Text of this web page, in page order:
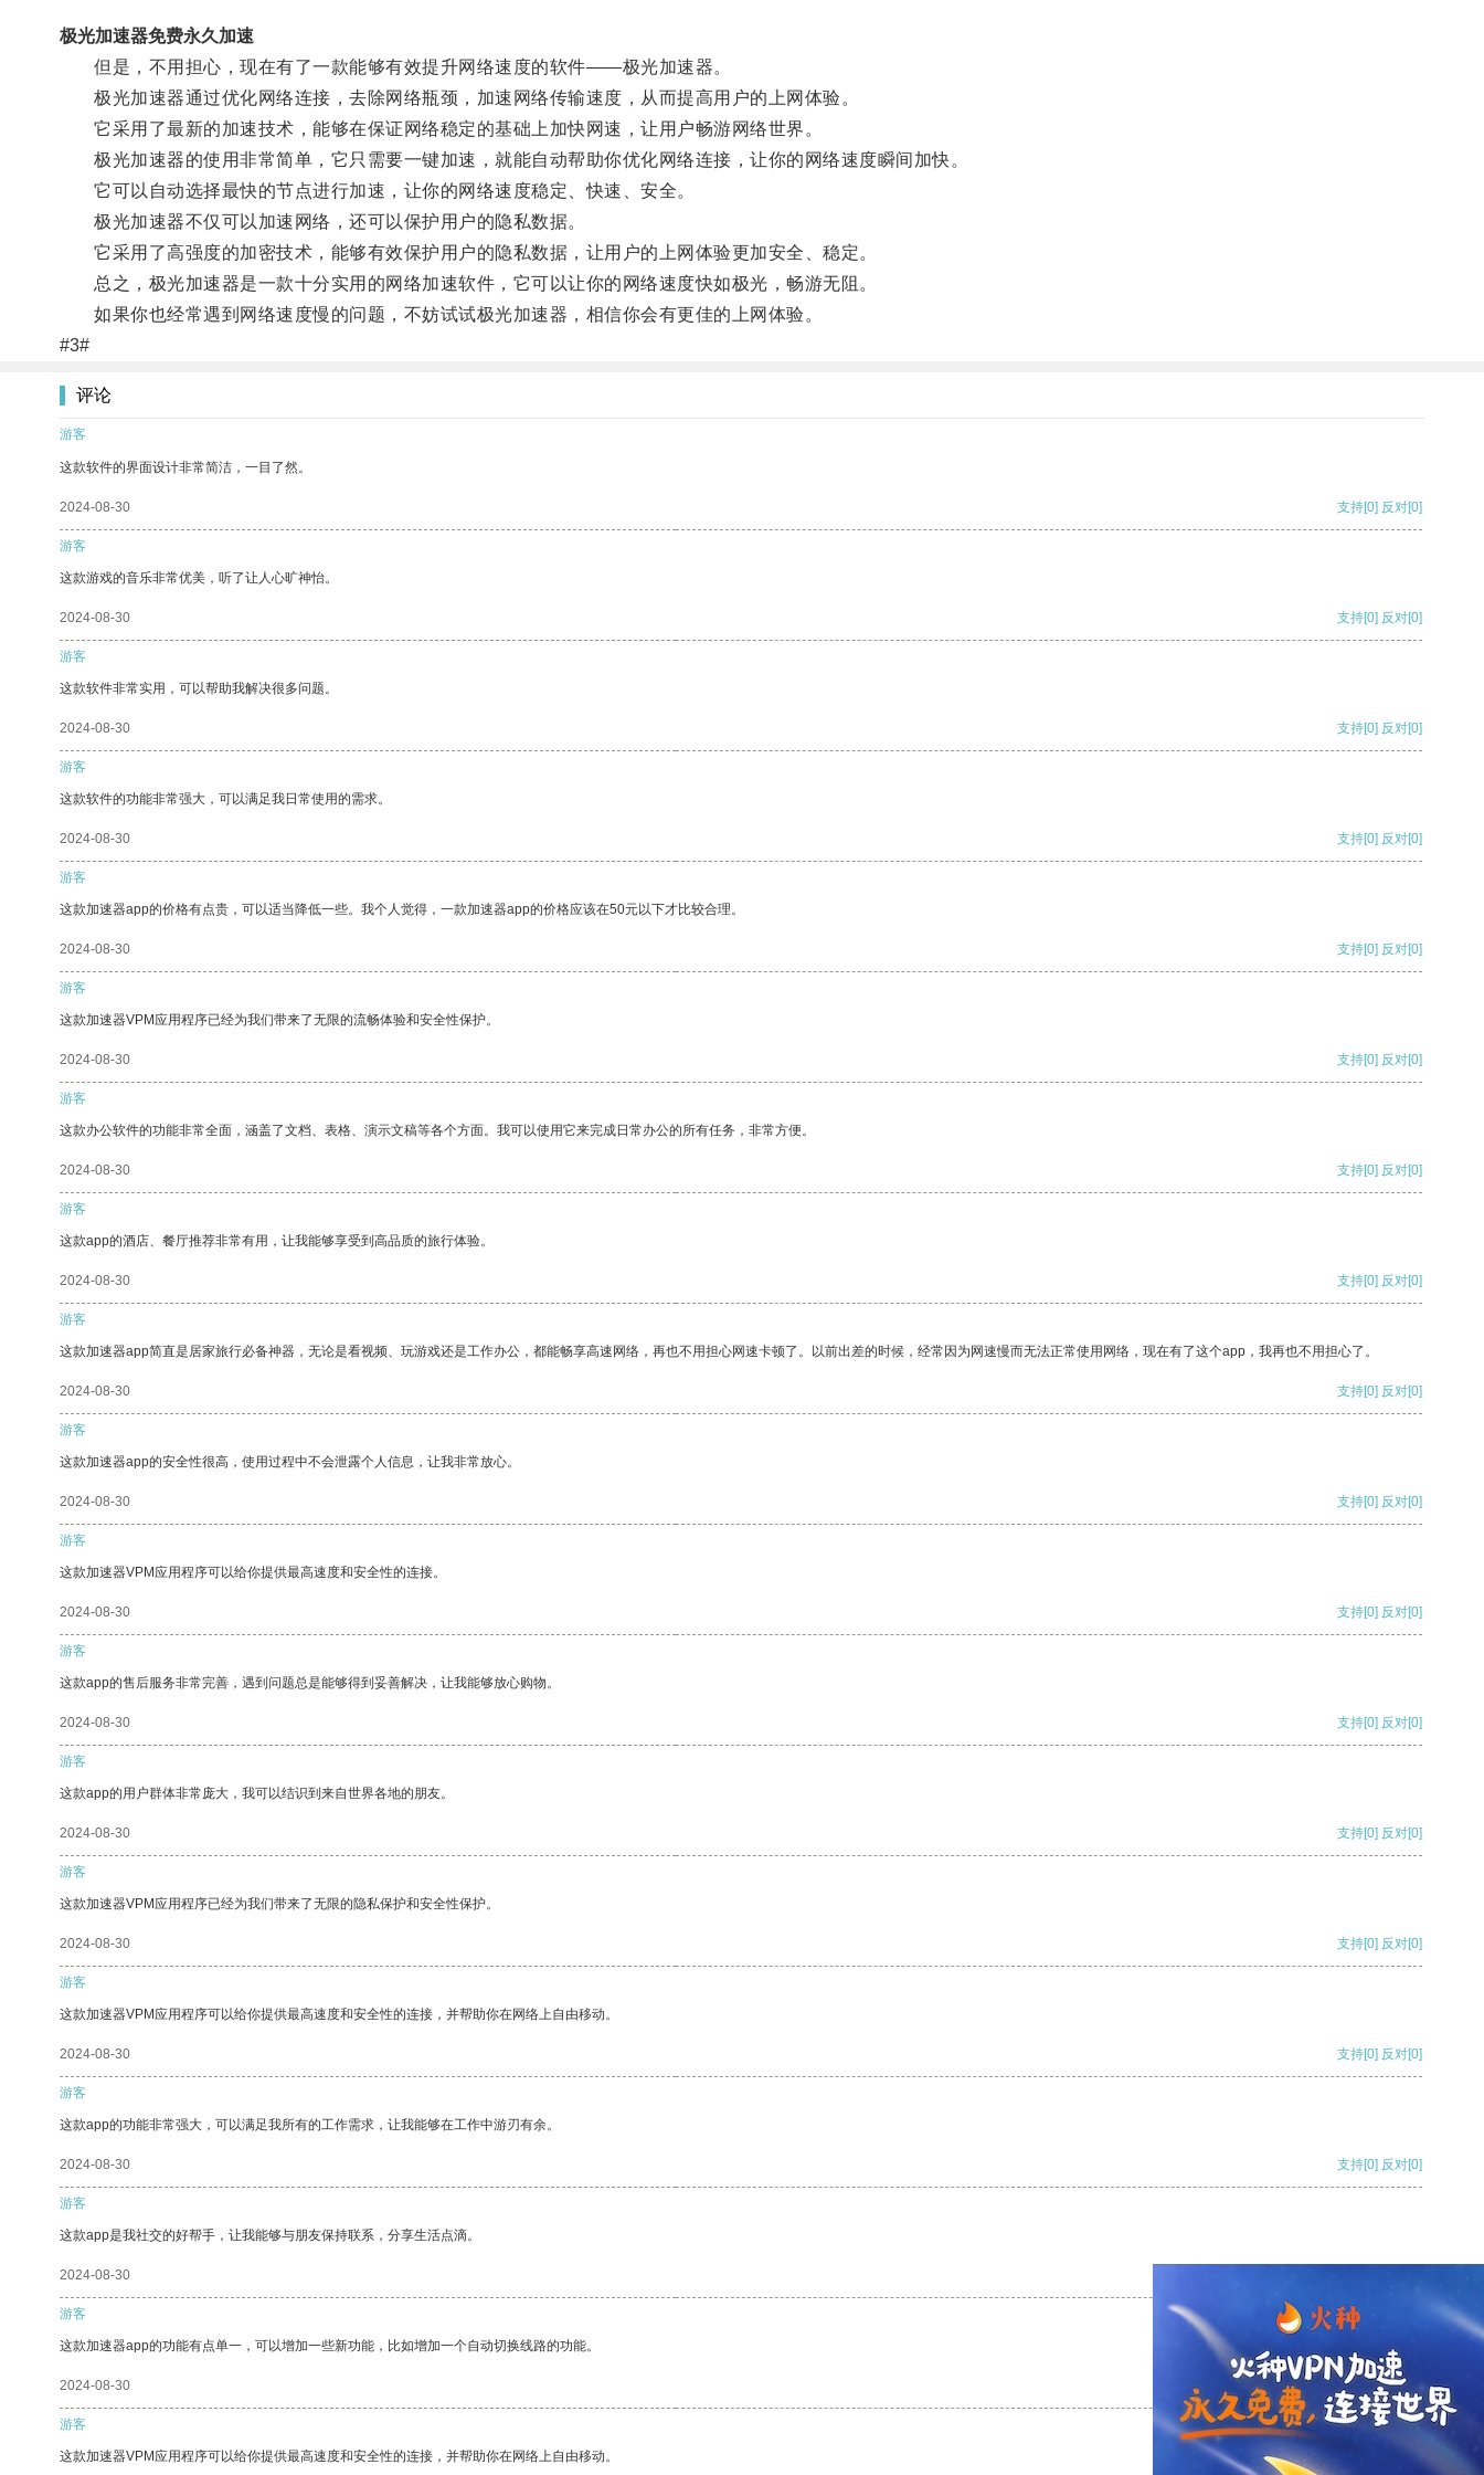
极光加速器免费永久加速
但是，不用担心，现在有了一款能够有效提升网络速度的软件——极光加速器。
极光加速器通过优化网络连接，去除网络瓶颈，加速网络传输速度，从而提高用户的上网体验。
它采用了最新的加速技术，能够在保证网络稳定的基础上加快网速，让用户畅游网络世界。
极光加速器的使用非常简单，它只需要一键加速，就能自动帮助你优化网络连接，让你的网络速度瞬间加快。
它可以自动选择最快的节点进行加速，让你的网络速度稳定、快速、安全。
极光加速器不仅可以加速网络，还可以保护用户的隐私数据。
它采用了高强度的加密技术，能够有效保护用户的隐私数据，让用户的上网体验更加安全、稳定。
总之，极光加速器是一款十分实用的网络加速软件，它可以让你的网络速度快如极光，畅游无阻。
如果你也经常遇到网络速度慢的问题，不妨试试极光加速器，相信你会有更佳的上网体验。
#3#
评论
游客
这款软件的界面设计非常简洁，一目了然。
2024-08-30 支持[0] 反对[0]
游客
这款游戏的音乐非常优美，听了让人心旷神怡。
2024-08-30 支持[0] 反对[0]
游客
这款软件非常实用，可以帮助我解决很多问题。
2024-08-30 支持[0] 反对[0]
游客
这款软件的功能非常强大，可以满足我日常使用的需求。
2024-08-30 支持[0] 反对[0]
游客
这款加速器app的价格有点贵，可以适当降低一些。我个人觉得，一款加速器app的价格应该在50元以下才比较合理。
2024-08-30 支持[0] 反对[0]
游客
这款加速器VPM应用程序已经为我们带来了无限的流畅体验和安全性保护。
2024-08-30 支持[0] 反对[0]
游客
这款办公软件的功能非常全面，涵盖了文档、表格、演示文稿等各个方面。我可以使用它来完成日常办公的所有任务，非常方便。
2024-08-30 支持[0] 反对[0]
游客
这款app的酒店、餐厅推荐非常有用，让我能够享受到高品质的旅行体验。
2024-08-30 支持[0] 反对[0]
游客
这款加速器app简直是居家旅行必备神器，无论是看视频、玩游戏还是工作办公，都能畅享高速网络，再也不用担心网速卡顿了。以前出差的时候，经常因为网速慢而无法正常使用网络，现在有了这个app，我再也不用担心了。
2024-08-30 支持[0] 反对[0]
游客
这款加速器app的安全性很高，使用过程中不会泄露个人信息，让我非常放心。
2024-08-30 支持[0] 反对[0]
游客
这款加速器VPM应用程序可以给你提供最高速度和安全性的连接。
2024-08-30 支持[0] 反对[0]
游客
这款app的售后服务非常完善，遇到问题总是能够得到妥善解决，让我能够放心购物。
2024-08-30 支持[0] 反对[0]
游客
这款app的用户群体非常庞大，我可以结识到来自世界各地的朋友。
2024-08-30 支持[0] 反对[0]
游客
这款加速器VPM应用程序已经为我们带来了无限的隐私保护和安全性保护。
2024-08-30 支持[0] 反对[0]
游客
这款加速器VPM应用程序可以给你提供最高速度和安全性的连接，并帮助你在网络上自由移动。
2024-08-30 支持[0] 反对[0]
游客
这款app的功能非常强大，可以满足我所有的工作需求，让我能够在工作中游刃有余。
2024-08-30 支持[0] 反对[0]
游客
这款app是我社交的好帮手，让我能够与朋友保持联系，分享生活点滴。
2024-08-30
游客
这款加速器app的功能有点单一，可以增加一些新功能，比如增加一个自动切换线路的功能。
2024-08-30 支持 [0] 反对 [0]
游客
这款加速器VPM应用程序可以给你提供最高速度和安全性的连接，并帮助你在网络上自由移动。